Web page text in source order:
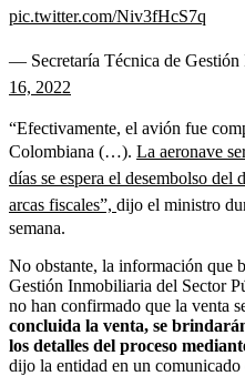
pic.twitter.com/Niv3fHcS7q
— Secretaría Técnica de
16, 2022
“Efectivamente, el avión fue
Colombiana (…). La aeronave
días se espera el desembolso del
arcas fiscales”, dijo el ministro
semana.
No obstante, la información que
Gestión Inmobiliaria del Sector
no han confirmado que la venta
concluida la venta, se
los detalles del proceso
dijo la entidad en un comunicado